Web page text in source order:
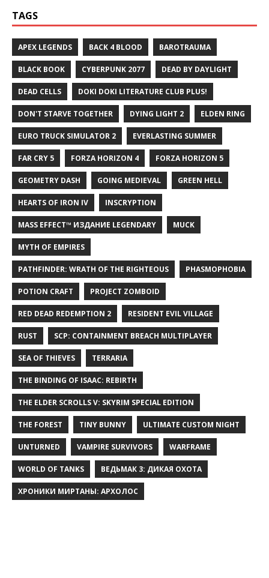
TAGS
APEX LEGENDS BACK 4 BLOOD BAROTRAUMA
BLACK BOOK CYBERPUNK 2077 DEAD BY DAYLIGHT
DEAD CELLS DOKI DOKI LITERATURE CLUB PLUS!
DON'T STARVE TOGETHER DYING LIGHT 2 ELDEN RING
EURO TRUCK SIMULATOR 2 EVERLASTING SUMMER
FAR CRY 5 FORZA HORIZON 4 FORZA HORIZON 5
GEOMETRY DASH GOING MEDIEVAL GREEN HELL
HEARTS OF IRON IV INSCRYPTION
MASS EFFECT™ ИЗДАНИЕ LEGENDARY MUCK
MYTH OF EMPIRES
PATHFINDER: WRATH OF THE RIGHTEOUS PHASMOPHOBIA
POTION CRAFT PROJECT ZOMBOID
RED DEAD REDEMPTION 2 RESIDENT EVIL VILLAGE
RUST SCP: CONTAINMENT BREACH MULTIPLAYER
SEA OF THIEVES TERRARIA
THE BINDING OF ISAAC: REBIRTH
THE ELDER SCROLLS V: SKYRIM SPECIAL EDITION
THE FOREST TINY BUNNY ULTIMATE CUSTOM NIGHT
UNTURNED VAMPIRE SURVIVORS WARFRAME
WORLD OF TANKS ВЕДЬМАК 3: ДИКАЯ ОХОТА
ХРОНИКИ МИРТАНЫ: АРХОЛОС